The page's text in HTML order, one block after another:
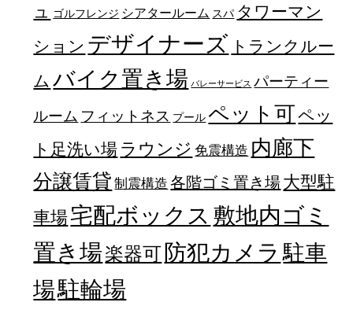
ュ
ゴルフレンジ シアタールーム スパ タワーマン
ション デザイナーズ トランクルー
ム バイク置き場 バレーサービス パーティー
ルーム フィットネス プール ペット可ペッ
ト足洗い場 ラウンジ 免震構造 内廊下
分譲賃貸 制震構造 各階ゴミ置き場大型駐
車場宅配ボックス 敷地内ゴミ
置き場楽器可防犯カメラ 駐車
場駐輪場